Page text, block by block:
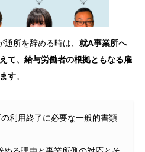
所を辞める時は、 就A事業所へ
て、給与労働者の根拠ともなる雇
す。
利用終了に必要な一般的書類